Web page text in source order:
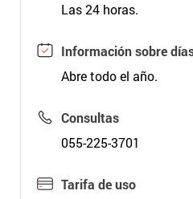
Las 24 horas.
Información sobre
Abre todo el año.
Consultas
055-225-3701
Tarifa de uso